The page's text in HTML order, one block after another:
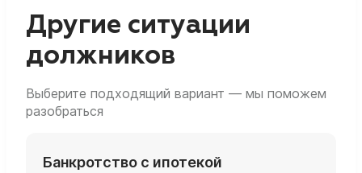
вы фактически живёте, есть ли ещё объекты
и какова их площадь и статус.
Другие ситуации
должников
Выберите подходящий вариант — мы поможем
разобраться
Банкротство с ипотекой